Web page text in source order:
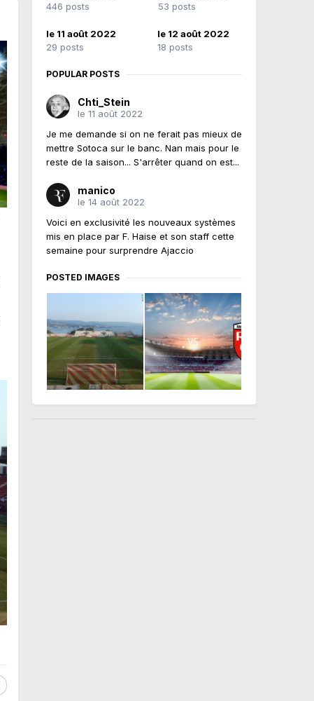
446 posts
53 posts
le 11 août 2022
29 posts
le 12 août 2022
18 posts
POPULAR POSTS
Chti_Stein
le 11 août 2022
Je me demande si on ne ferait pas mieux de
mettre Sotoca sur le banc. Nan mais pour le
reste de la saison... S'arrêter quand on est...
manico
le 14 août 2022
Voici en exclusivité les nouveaux systèmes
mis en place par F. Haise et son staff cette
semaine pour surprendre Ajaccio
POSTED IMAGES